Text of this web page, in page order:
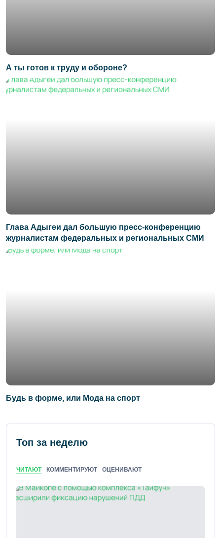
А ты готов к труду и обороне?
Глава Адыгеи дал большую пресс-конференцию
журналистам федеральных и региональных СМИ
Будь в форме, или Мода на спорт
Топ за неделю
ЧИТАЮТ КОММЕНТИРУЮТ ОЦЕНИВАЮТ